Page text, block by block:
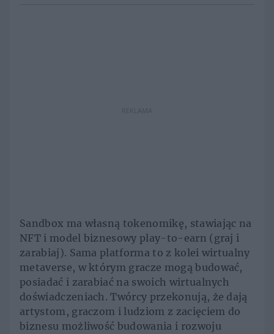
REKLAMA
Sandbox ma własną tokenomikę, stawiając na
NFT i model biznesowy play-to-earn (graj i
zarabiaj). Sama platforma to z kolei wirtualny
metaverse, w którym gracze mogą budować,
posiadać i zarabiać na swoich wirtualnych
doświadczeniach. Twórcy przekonują, że dają
artystom, graczom i ludziom z zacięciem do
biznesu możliwość budowania i rozwoju